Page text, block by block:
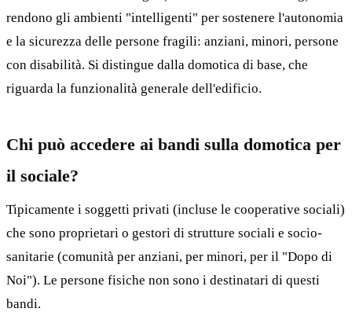
rendono gli ambienti "intelligenti" per sostenere l'autonomia
e la sicurezza delle persone fragili: anziani, minori, persone
con disabilità. Si distingue dalla domotica di base, che
riguarda la funzionalità generale dell'edificio.
Chi può accedere ai bandi sulla domotica per
il sociale?
Tipicamente i soggetti privati (incluse le cooperative sociali)
che sono proprietari o gestori di strutture sociali e socio-
sanitarie (comunità per anziani, per minori, per il "Dopo di
Noi"). Le persone fisiche non sono i destinatari di questi
bandi.